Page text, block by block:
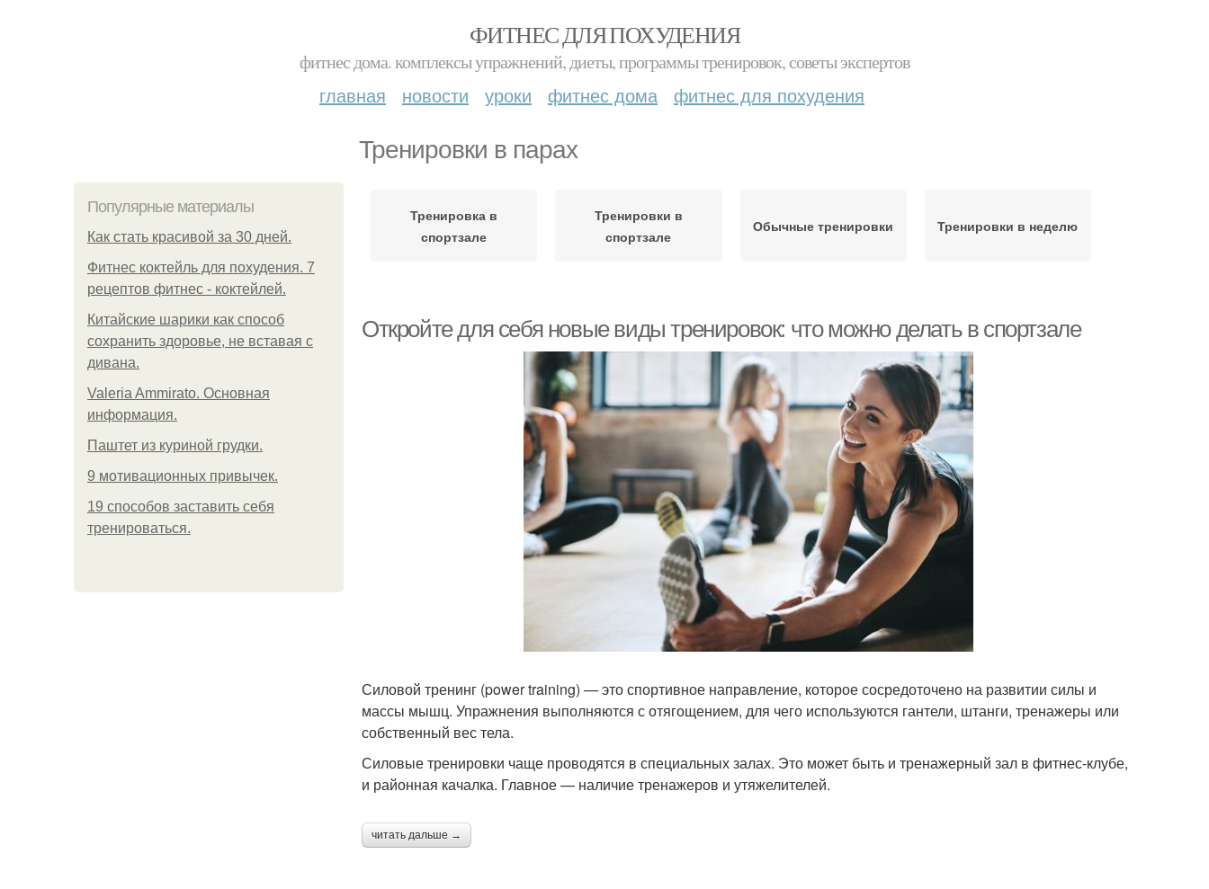
ФИТНЕС ДЛЯ ПОХУДЕНИЯ
фитнес дома. комплексы упражнений, диеты, программы тренировок, советы экспертов
главная новости уроки фитнес дома фитнес для похудения
Тренировки в парах
Популярные материалы
Как стать красивой за 30 дней.
Фитнес коктейль для похудения. 7
рецептов фитнес - коктейлей.
Китайские шарики как способ
сохранить здоровье, не вставая с
дивана.
Valeria Ammirato. Основная
информация.
Паштет из куриной грудки.
9 мотивационных привычек.
19 способов заставить себя
тренироваться.
Тренировка в
спортзале
Тренировки в
спортзале
Обычные тренировки Тренировки в неделю
Откройте для себя новые виды тренировок: что можно делать в спортзале
Силовой тренинг (power training) — это спортивное направление, которое сосредоточено на развитии силы и
массы мышц. Упражнения выполняются с отягощением, для чего используются гантели, штанги, тренажеры или
собственный вес тела.
Силовые тренировки чаще проводятся в специальных залах. Это может быть и тренажерный зал в фитнес-клубе,
и районная качалка. Главное — наличие тренажеров и утяжелителей.
читать дальше →